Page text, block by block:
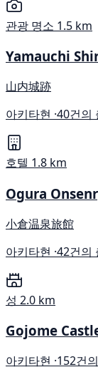
관광 명소 1.5 km
Yamauchi
山内城跡
아키타현 ·40건의
호텔 1.8 km
Ogura
小倉温泉旅館
아키타현 ·42건의
성 2.0 km
Gojome
아키타현 ·152건